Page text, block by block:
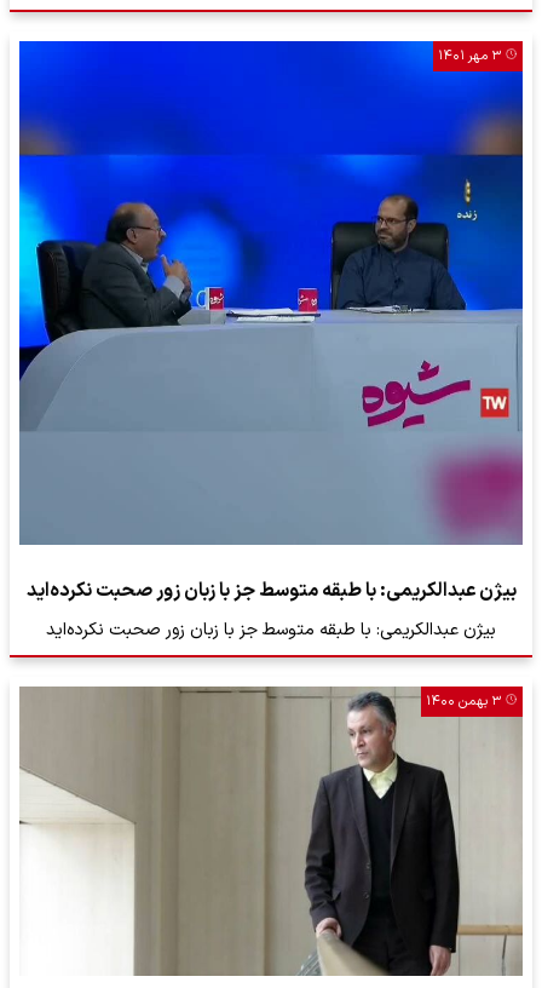
۳ مهر ۱۴۰۱
بیژن عبدالکریمی: با طبقه متوسط جز با زبان زور صحبت نکرده‌اید
بیژن عبدالکریمی: با طبقه متوسط جز با زبان زور صحبت نکرده‌اید
۳ بهمن ۱۴۰۰